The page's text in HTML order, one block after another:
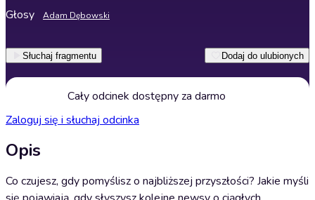
Głosy Adam Dębowski
Słuchaj fragmentu Dodaj do ulubionych
Cały odcinek dostępny za darmo
Zaloguj się i słuchaj odcinka
Opis
Co czujesz, gdy pomyślisz o najbliższej przyszłości? Jakie myśli